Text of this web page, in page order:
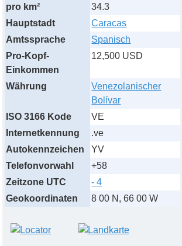
pro km²
34.3
Hauptstadt
Caracas
Amtssprache
Spanisch
Pro-Kopf-
Einkommen
12,500 USD
Währung
Venezolanischer
Bolívar
ISO 3166 Kode
VE
Internetkennung
.ve
Autokennzeichen
YV
Telefonvorwahl
+58
Zeitzone UTC
- 4
Geokoordinaten
8 00 N, 66 00 W